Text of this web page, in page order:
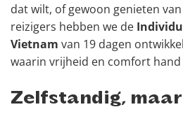
dat wilt, of gewoon genieten
reizigers hebben we de
Vietnam van 19 dagen
waarin vrijheid en comfort hand
Zelfstandig,